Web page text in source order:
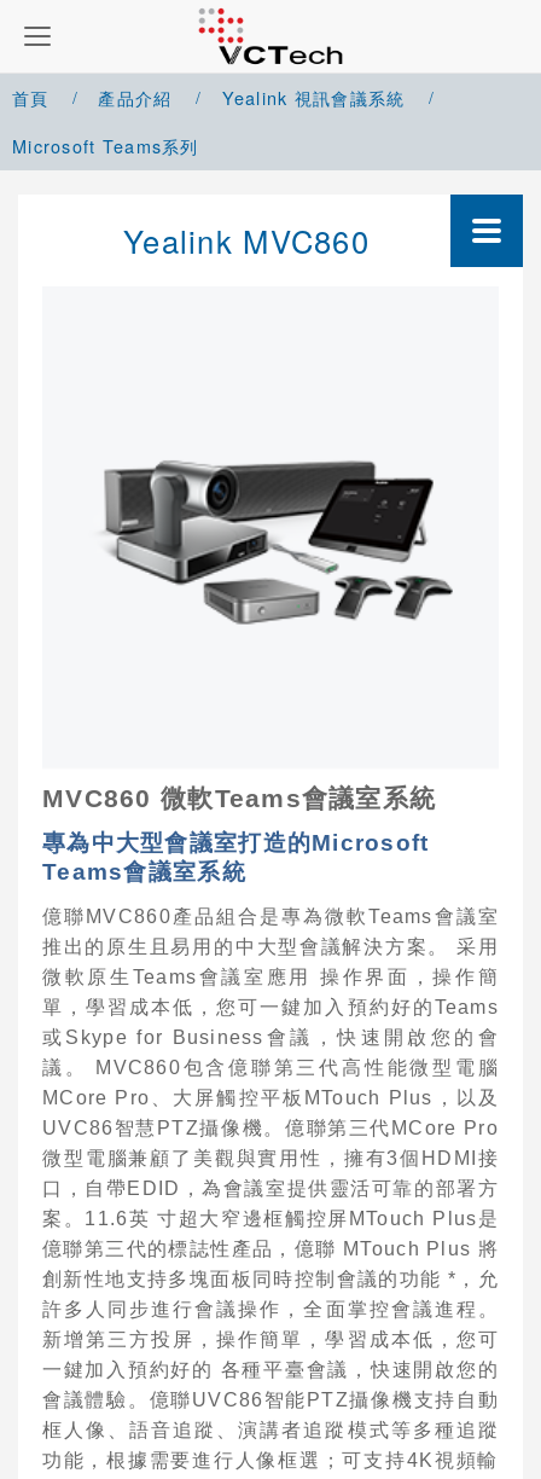
首頁 產品介紹
Yealink 視訊會議系統
Microsoft Teams系列
Microsoft Teams 解決方案
VC視訊會議系統
Microsoft Teams系列
視訊會議軟體
視訊會議周邊
AVAYA視訊會議系統
視訊研討會與活動規劃
Logitech視訊會議系統
Jabra 整合通訊系統
Konftel UC整合通訊
Vidyo 視訊會議系統
AVer 視訊會議系統
Cisco 語音與統一通訊
Yealink MVC860
MVC860 微軟Teams會議室系統
專為中⼤型會議室打造的Microsoft
Teams會議室系統
億聯 MVC860產品組合是專為微軟Teams會議室
推出的原⽣ 且易 ⽤ 的中 ⼤型會議解決⽅案。 采 ⽤
微軟原⽣ Teams會議室應 ⽤ 操作界 ⾯ ，操作簡
單，學習成本低，您可⼀鍵加 ⼊ 預約好的Teams
或 Skype for Business 會議，快速開啟您的會
議。
MVC860包含億聯第三代⾼性能微型電腦
MCore Pro
⼤ 屏觸控平板 MTouch Plus ，以及
UVC86 智慧 PTZ攝像機。億聯第三代 MCore Pro
微型電腦兼顧了美觀與實 ⽤性，擁有3個 HDMI 接
⼝
， ⾃ 帶 EDID ，為會議室提供靈活可靠的部署⽅
案。 11.6英⼨超 ⼤ 窄邊框觸控屏 MTouch Plus是
億聯第三代的標誌性產品，億聯 MTouch Plus 將
創新性地⽀持多塊⾯板同時控制會議的功能 * ，允
許多 ⼈ 同步進⾏會議操作，全 ⾯掌控會議進程。
新增第三⽅投屏，操作簡單，學習成本低，您可
⼀鍵加 ⼊ 預約好的 各種平臺會議，快速開啟您的
會議體驗。億聯UVC86 智能 PTZ攝像機⽀持 ⾃ 動
框 ⼈像、語⾳追蹤、演講者追蹤模式等多種追蹤
功能，根據需要進⾏⼈像框選；可⽀持4K視頻輸